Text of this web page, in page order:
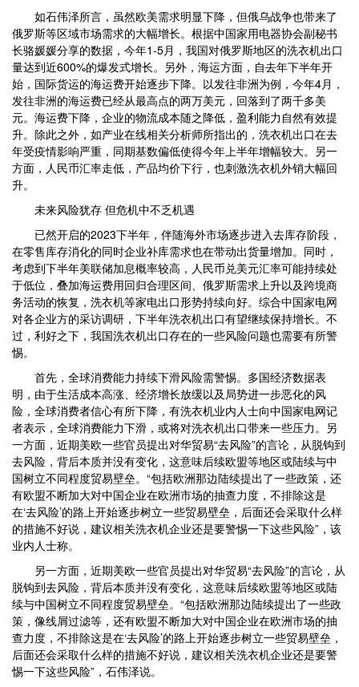
如石伟泽所言，虽然欧美需求明显下降，但俄乌战争也带来了
俄罗斯等区域市场需求的大幅增长。根据中国家用电器协会副秘书
长骆媛媛分享的数据，今年1-5月，我国对俄罗斯地区的洗衣机出口
量达到近600%的爆发式增长。另外，海运方面，自去年下半年开
始，国际货运的海运费开始逐步下降。以发往非洲为例，今年4月，
发往非洲的海运费已经从最高点的两万美元，回落到了两千多美
元。海运费下降，企业的物流成本随之降低，盈利能力自然有效提
升。除此之外，如产业在线相关分析师所指出的，洗衣机出口在去
年受疫情影响严重，同期基数偏低使得今年上半年增幅较大。另一
方面，人民币汇率走低，产品均价下行，也刺激洗衣机外销大幅回
升。
未来风险犹存 但危机中不乏机遇
已然开启的2023下半年，伴随海外市场逐步进入去库存阶段，
在零售库存消化的同时企业补库需求也在带动出货量增加。同时，
考虑到下半年美联储加息概率较高，人民币兑美元汇率可能持续处
于低位，叠加海运费用回归合理区间、俄罗斯需求上升以及跨境商
务活动的恢复，洗衣机等家电出口形势持续向好。综合中国家电网
对各企业方的采访调研，下半年洗衣机出口有望继续保持增长。不
过，利好之下，我国洗衣机出口存在的一些风险问题也需要有所警
惕。
首先，全球消费能力持续下滑风险需警惕。多国经济数据表
明，由于生活成本高涨、经济增长放缓以及局势进一步恶化的风
险，全球消费者信心有所下降，有洗衣机业内人士向中国家电网记
者表示，全球消费能力下滑，或将对洗衣机出口带来一些压力。另
一方面，近期美欧一些官员提出对华贸易“去风险”的言论，从脱钩到
去风险，背后本质并没有变化，这意味后续欧盟等地区或陆续与中
国树立不同程度贸易壁垒。“包括欧洲那边陆续提出了一些政策，还
有欧盟不断加大对中国企业在欧洲市场的抽查力度，不排除这是
在‘去风险’的路上开始逐步树立一些贸易壁垒，后面还会采取什么样
的措施不好说，建议相关洗衣机企业还是要警惕一下这些风险”，该
业内人士称。
另一方面，近期美欧一些官员提出对华贸易“去风险”的言论，从
脱钩到去风险，背后本质并没有变化，这意味后续欧盟等地区或陆
续与中国树立不同程度贸易壁垒。“包括欧洲那边陆续提出了一些政
策，像线屑过滤等，还有欧盟不断加大对中国企业在欧洲市场的抽
查力度，不排除这是在‘去风险’的路上开始逐步树立一些贸易壁垒，
后面还会采取什么样的措施不好说，建议相关洗衣机企业还是要警
惕一下这些风险”，石伟泽说。